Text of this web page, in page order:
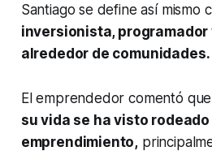
Santiago se define así mismo
inversionista, programador
alrededor de comunidades.
El emprendedor comentó que
su vida se ha visto
emprendimiento,